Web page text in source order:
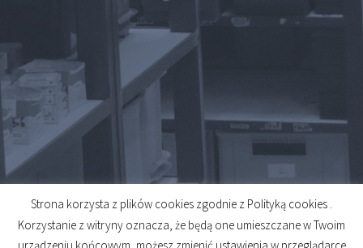
© 2026
Created byMidero
Strona korzysta z plików cookies zgodnie z Polityką cookies .
Korzystanie z witryny oznacza, że będą one umieszczane w Twoim